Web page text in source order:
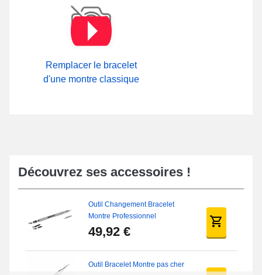
Remplacer le bracelet
d'une montre classique
Découvrez ses accessoires !
Outil Changement Bracelet
Montre Professionnel
49,92 €
Outil Bracelet Montre pas cher